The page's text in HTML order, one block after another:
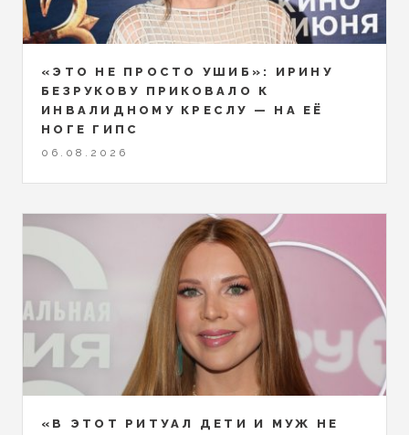
«ЭТО НЕ ПРОСТО УШИБ»: ИРИНУ
БЕЗРУКОВУ ПРИКОВАЛО К
ИНВАЛИДНОМУ КРЕСЛУ — НА ЕЁ
НОГЕ ГИПС
06.08.2026
«В ЭТОТ РИТУАЛ ДЕТИ И МУЖ НЕ